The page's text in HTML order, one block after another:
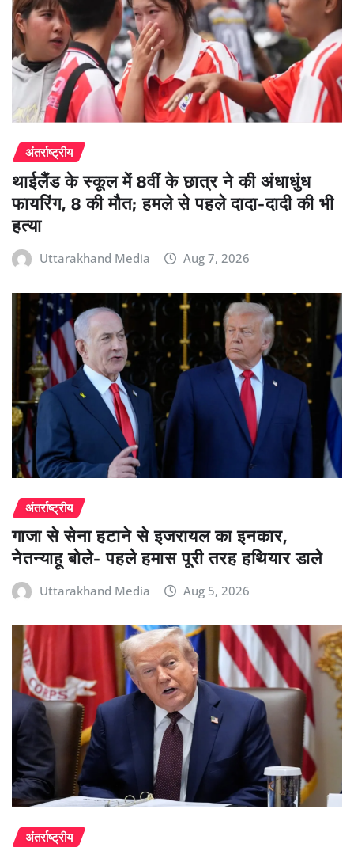
अंतर्राष्ट्रीय
थाईलैंड के स्कूल में 8वीं के छात्र ने की अंधाधुंध
फायरिंग, 8 की मौत; हमले से पहले दादा-दादी की भी
हत्या
Uttarakhand Media Aug 7, 2026
अंतर्राष्ट्रीय
गाजा से सेना हटाने से इजरायल का इनकार,
नेतन्याहू बोले- पहले हमास पूरी तरह हथियार डाले
Uttarakhand Media Aug 5, 2026
अंतर्राष्ट्रीय